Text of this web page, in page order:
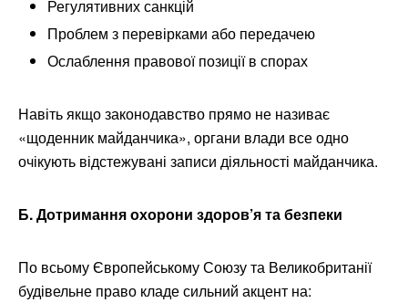
Регулятивних санкцій
Проблем з перевірками або передачею
Ослаблення правової позиції в спорах
Навіть якщо законодавство прямо не називає
«щоденник майданчика», органи влади все одно
очікують відстежувані записи діяльності майданчика.
Б. Дотримання охорони здоров’я та безпеки
По всьому Європейському Союзу та Великобританії
будівельне право кладе сильний акцент на: